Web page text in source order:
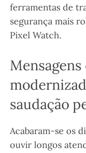
ferramentas de
segurança mais
Pixel Watch.
Mensagens
saudação
Acabaram-se os
ouvir longos